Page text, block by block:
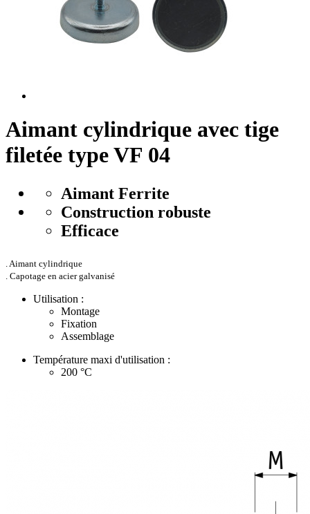
Aimant cylindrique avec tige
filetée type VF 04
Aimant Ferrite
Construction robuste
Efficace
. Aimant cylindrique
. Capotage en acier galvanisé
Utilisation :
Montage
Fixation
Assemblage
Température maxi d'utilisation :
200 °C